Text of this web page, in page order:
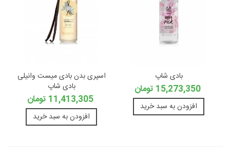
بادی شاپ
15,273,350 تومان
افزودن به سبد خرید
اسپری بدن بادی میست وانیلی
بادی شاپ
11,413,305 تومان
افزودن به سبد خرید